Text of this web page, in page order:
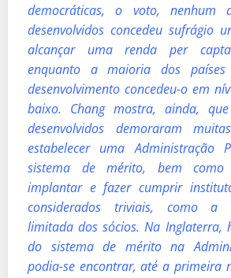
democráticas, o voto, nenhum
desenvolvidos concedeu sufrágio
alcançar uma renda per
enquanto a maioria dos países
desenvolvimento concedeu-o em
baixo. Chang mostra, ainda,
desenvolvidos demoraram
estabelecer uma Administração
sistema de mérito, bem como
implantar e fazer cumprir
considerados triviais, como a
limitada dos sócios. Na Inglaterra,
do sistema de mérito na
podia-se encontrar, até a primeira